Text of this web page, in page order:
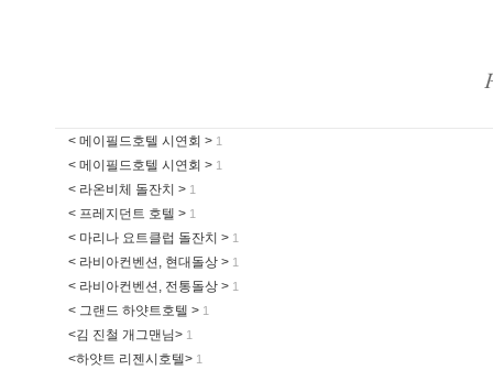
< 메이필드호텔 시연회 > 1
< 메이필드호텔 시연회 > 1
< 라온비체 돌잔치 > 1
< 프레지던트 호텔 > 1
< 마리나 요트클럽 돌잔치 > 1
< 라비아컨벤션, 현대돌상 > 1
< 라비아컨벤션, 전통돌상 > 1
< 그랜드 하얏트호텔 > 1
<김 진철 개그맨님> 1
<하얏트 리젠시호텔> 1